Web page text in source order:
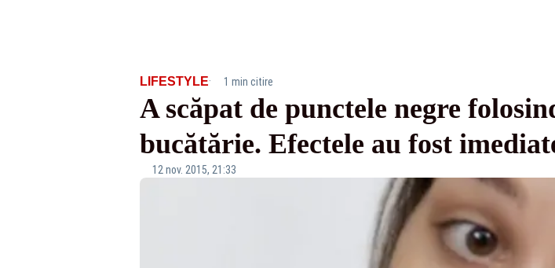
LIFESTYLE· 1 min citire
A scăpat de punctele negre
bucătărie. Efectele au fost
12 nov. 2015, 21:33